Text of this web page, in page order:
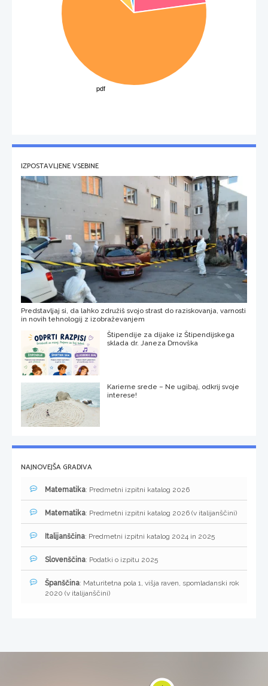
IZPOSTAVLJENE VSEBINE
Predstavljaj si, da lahko združiš svojo strast do raziskovanja, varnosti
in novih tehnologij z izobraževanjem
Štipendije za dijake iz Štipendijskega
sklada dr. Janeza Drnovška
Karierne srede – Ne ugibaj, odkrij svoje
interese!
NAJNOVEJŠA GRADIVA
Matematika: Predmetni izpitni katalog 2026
Matematika: Predmetni izpitni katalog 2026 (v italijanščini)
Italijanščina: Predmetni izpitni katalog 2024 in 2025
Slovenščina: Podatki o izpitu 2025
Španščina: Maturitetna pola 1, višja raven, spomladanski rok
2020 (v italijanščini)